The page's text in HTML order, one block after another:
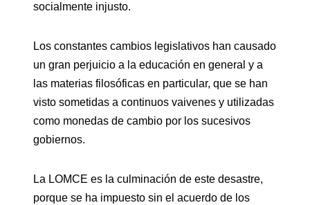
socialmente injusto.
Los constantes cambios legislativos han causado
un gran perjuicio a la educación en general y a
las materias filosóficas en particular, que se han
visto sometidas a continuos vaivenes y utilizadas
como monedas de cambio por los sucesivos
gobiernos.
La LOMCE es la culminación de este desastre,
porque se ha impuesto sin el acuerdo de los